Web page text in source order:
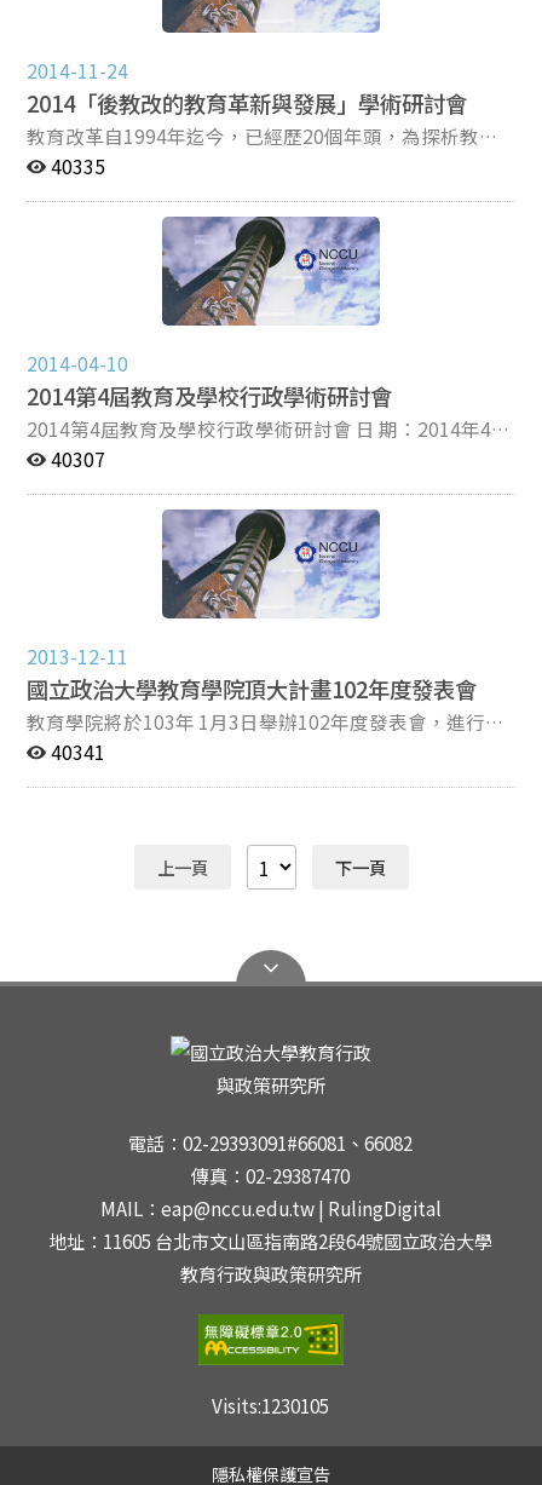
2014-11-24
2014「後教改的教育革新與發展」學術研討會
教育改革自1994年迄今，已經歷20個年頭，為探析教改
對我國教育的影響，以及未來教育革新的可行方向，政大
學會、臺灣教育政策與評鑑學會、臺灣科技領導與教學科
技發展協會及開平餐飲學校，共同舉辦本次「後教改的教
育革新與發展」學術研討會，邀請相關領域之學者專家及
學生踴躍參與。 日期：2014/12/27(六) 時間：報到8:30-
8:50/研討會8:30-17:10 地點：教育學院（井塘樓）三樓
40335
2014-04-10
2014第4屆教育及學校行政學術研討會
2014第4屆教育及學校行政學術研討會 日 期：2014年4月
26日（星期六） 地 點：國立政治大學教育學院（井塘
教育行政與政策研究所 國立政治大學教育學院學
校行政碩士在職專班 協辦單位：中華民國教育行政學會
40307
2013-12-11
國立政治大學教育學院頂大計畫102年度發表會
教育學院將於103年 1月3日舉辦102年度發表會，進行交
流與分享，透過此次活動，展現學院的教學與研究成果。
40341
上一頁 下一頁
電話：02-29393091#66081、66082
傳真：02-29387470
MAIL：eap@nccu.edu.tw | RulingDigital
地址：11605 台北市文山區指南路2段64號國立政治大學
教育行政與政策研究所
Visits:1230105
隱私權保護宣告